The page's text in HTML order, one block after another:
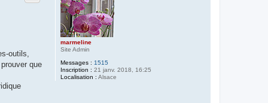
marmeline
Site Admin
Messages : 1515
Inscription : 21 janv. 2018, 16:25
Localisation : Alsace
outils,
que